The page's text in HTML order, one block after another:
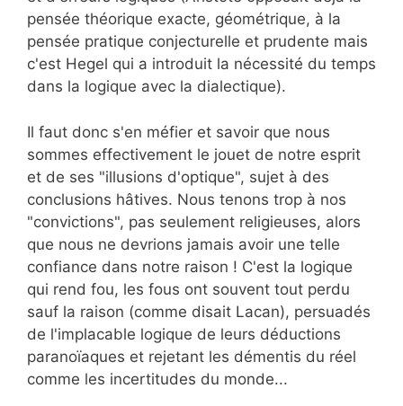
pensée théorique exacte, géométrique, à la
pensée pratique conjecturelle et prudente mais
c'est Hegel qui a introduit la nécessité du temps
dans la logique avec la dialectique).
Il faut donc s'en méfier et savoir que nous
sommes effectivement le jouet de notre esprit
et de ses "illusions d'optique", sujet à des
conclusions hâtives. Nous tenons trop à nos
"convictions", pas seulement religieuses, alors
que nous ne devrions jamais avoir une telle
confiance dans notre raison ! C'est la logique
qui rend fou, les fous ont souvent tout perdu
sauf la raison (comme disait Lacan), persuadés
de l'implacable logique de leurs déductions
paranoïaques et rejetant les démentis du réel
comme les incertitudes du monde...